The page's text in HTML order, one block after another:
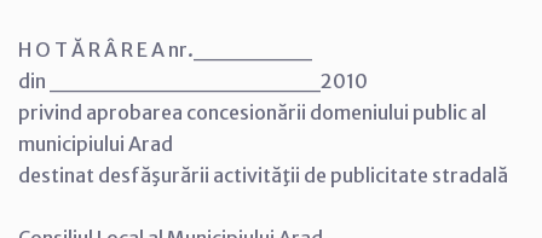
H O T Ă R Â R E A nr._______
din ________________2010
privind aprobarea concesionării domeniului public al
municipiului Arad
destinat desfăşurării activităţii de publicitate stradală